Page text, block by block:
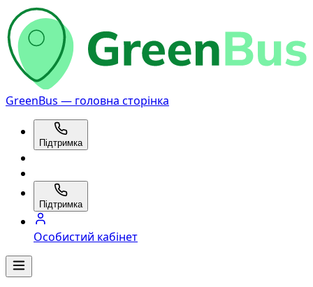
GreenBus — головна сторінка
Підтримка
Підтримка
Особистий кабінет